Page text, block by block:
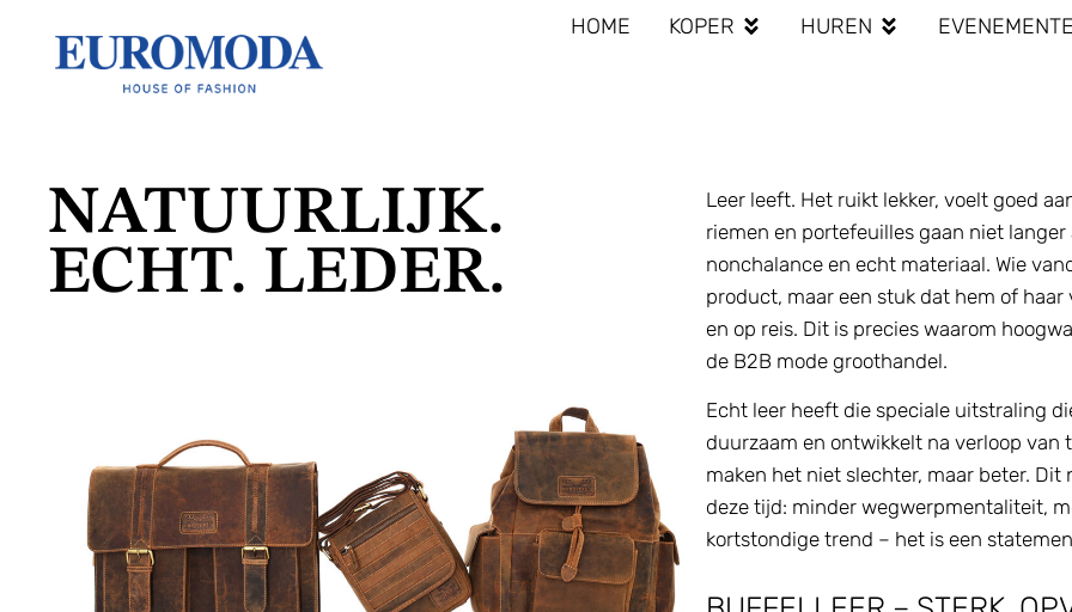
HOME KOPER HUREN
NATUURLIJK.
ECHT. LEDER.
Leer leeft. Het ruikt lekker, voelt goed
riemen en portefeuilles gaan niet langer
nonchalance en echt materiaal. Wie
product, maar een stuk dat hem of
en op reis. Dit is precies waarom
de B2B mode groothandel.
Echt leer heeft die speciale uitstraling
duurzaam en ontwikkelt na verloop
maken het niet slechter, maar beter.
deze tijd: minder wegwerpmentaliteit,
kortstondige trend – het is een